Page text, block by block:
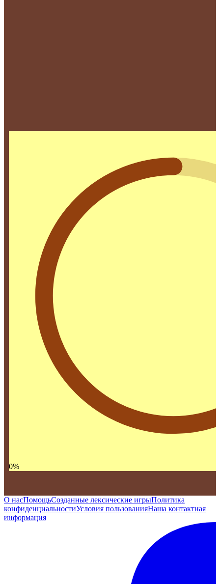
0%
О насПомощьСозданные лексические игрыПолитика
конфиденциальностиУсловия пользованияНаша контактная
информация